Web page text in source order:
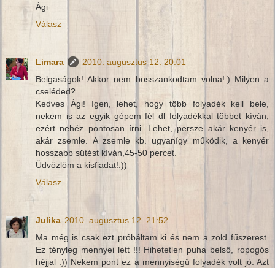
Ági
Válasz
Limara
2010. augusztus 12. 20:01
Belgaságok! Akkor nem bosszankodtam volna!:) Milyen a
cseléded?
Kedves Ági! Igen, lehet, hogy több folyadék kell bele,
nekem is az egyik gépem fél dl folyadékkal többet kíván,
ezért nehéz pontosan írni. Lehet, persze akár kenyér is,
akár zsemle. A zsemle kb. ugyanígy működik, a kenyér
hosszabb sütést kíván,45-50 percet.
Üdvözlöm a kisfiadat!:))
Válasz
Julika 2010. augusztus 12. 21:52
Ma még is csak ezt próbáltam ki és nem a zöld fűszerest.
Ez tényleg mennyei lett !!! Hihetetlen puha belső, ropogós
héjjal :)) Nekem pont ez a mennyiségű folyadék volt jó. Azt